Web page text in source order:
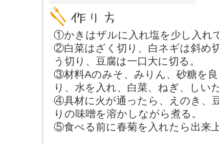
①かきはザルに入れ塩を少し入れ
②白菜はざく切り、白ネギは斜め
う切り、豆腐は一口大に切る。
③材料Aのみそ、みりん、砂糖を
り、水を入れ、白菜、ねぎ、しい
④具材に火が通ったら、えのき、
りの味噌を溶かしながら煮る。
⑤食べる前に春菊を入れたら出来